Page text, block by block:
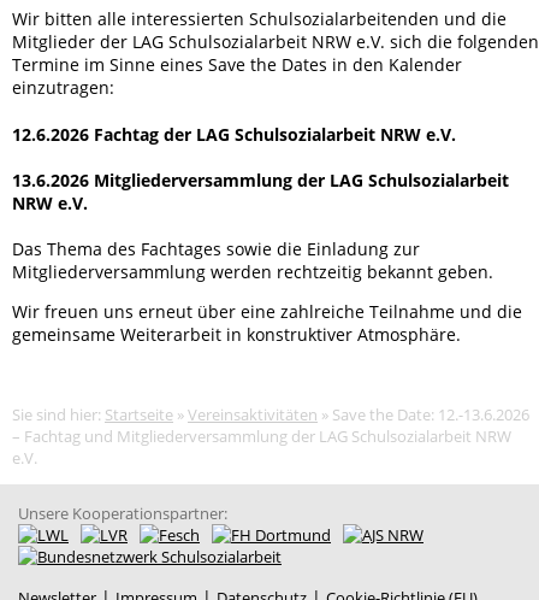
Wir bitten alle interessierten Schulsozialarbeitenden und die
Mitglieder der LAG Schulsozialarbeit NRW e.V. sich die folgenden
Termine im Sinne eines Save the Dates in den Kalender
einzutragen:
12.6.2026 Fachtag der LAG Schulsozialarbeit NRW e.V.
13.6.2026 Mitgliederversammlung der LAG Schulsozialarbeit
NRW e.V.
Das Thema des Fachtages sowie die Einladung zur
Mitgliederversammlung werden rechtzeitig bekannt geben.
Wir freuen uns erneut über eine zahlreiche Teilnahme und die
gemeinsame Weiterarbeit in konstruktiver Atmosphäre.
Sie sind hier: Startseite »Vereinsaktivitäten » Save the Date: 12.-13.6.2026
– Fachtag und Mitgliederversammlung der LAG Schulsozialarbeit NRW
e.V.
Unsere Kooperationspartner: